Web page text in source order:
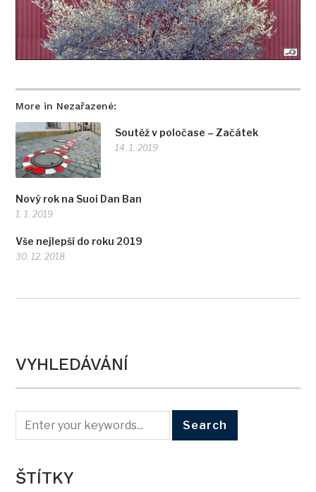
More in Nezařazené:
Soutěž v poločase – Začátek
14. 1. 2019
Nový rok na Suoi Dan Ban
1. 1. 2019
Vše nejlepší do roku 2019
30. 12. 2018
VYHLEDÁVÁNÍ
ŠTÍTKY